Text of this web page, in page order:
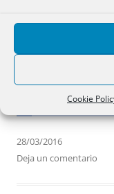
Cookie
se les
había de
28/03/2016
Deja un comentario